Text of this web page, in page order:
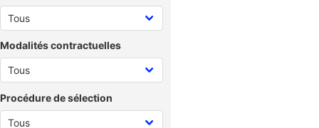
Modalités contractuelles
Procédure de sélection